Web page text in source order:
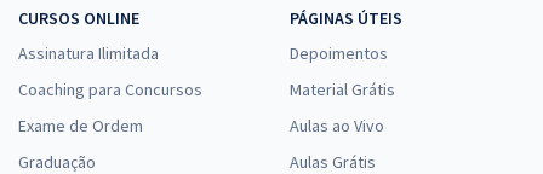
CURSOS ONLINE
Assinatura Ilimitada
Coaching para Concursos
Exame de Ordem
Graduação
PÁGINAS ÚTEIS
Depoimentos
Material Grátis
Aulas ao Vivo
Aulas Grátis